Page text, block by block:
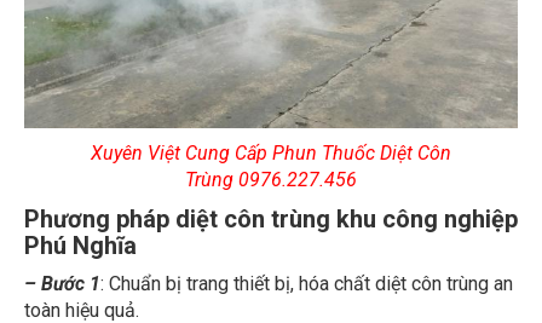
Xuyên Việt Cung Cấp Phun Thuốc Diệt Côn
Trùng 0976.227.456
Phương pháp diệt côn trùng khu công nghiệp
Phú Nghĩa
– Bước 1 : Chuẩn bị trang thiết bị, hóa chất diệt côn trùng an
toàn hiệu quả.